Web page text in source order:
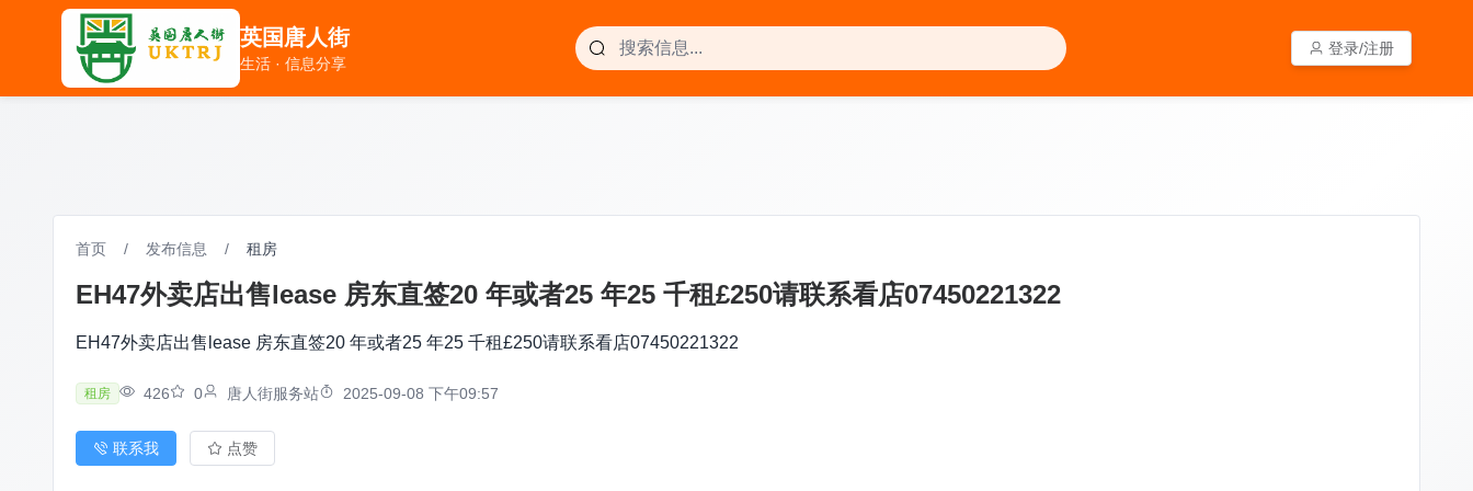
英国唐人街
生活 · 信息分享
登录/注册
英国唐人街
生活 · 信息分享
登录/注册
首页 / 发布信息 / 租房
EH47外卖店出售lease 房东直签20 年或者25 年25 千租£250请联系看店07450221322
EH47外卖店出售lease 房东直签20 年或者25 年25 千租£250请联系看店07450221322
租房 426 0 唐人街服务站 2025-09-08 下午09:57
联系我 点赞